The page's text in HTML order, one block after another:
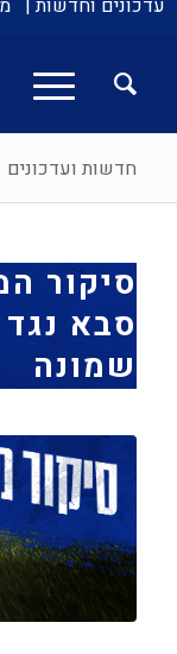
עדכונים וחדשות |
חדשות ועדכונים
סיקור
סבא נגד
שמונה